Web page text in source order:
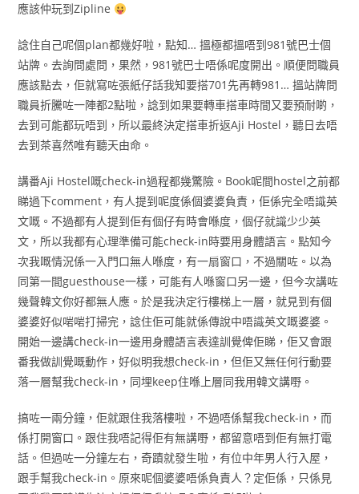
應該仲玩到Zipline
諗住自己呢個plan都幾好啦，點知… 搵極都搵唔到981號巴士個
站牌。去詢問處問，果然，981號巴士唔係呢度開出。順便問職員
應該點去，佢就寫咗張紙仔話我知要搭701先再轉981… 搵站牌問
職員折騰咗一陣都2點啦，諗到如果要轉車搭車時間又要預耐啲，
去到可能都玩唔到，所以最終決定搭車折返Aji Hostel，聽日去唔
去到茶喜然唯有聽天由命。
講番Aji Hostel嘅check-in過程都幾驚險。Book呢間hostel之前都
睇過下comment，有人提到呢度係個婆婆負責，佢係完全唔識英
文嘅。不過都有人提到佢有個仔有時會喺度，個仔就識少少英
文，所以我都有心理準備可能check-in時要用身體語言。點知今
次我嘅情況係一入門口無人喺度，有一扇窗口，不過關咗。以為
同第一間guesthouse一樣，可能有人喺窗口另一邊，但今次講咗
幾聲韓文你好都無人應。於是我決定行樓梯上一層，就見到有個
婆婆好似啱啱打掃完，諗住佢可能就係傳說中唔識英文嘅婆婆。
開始一邊講check-in一邊用身體語言表達訓覺俾佢睇，佢又會跟
番我做訓覺嘅動作，好似明我想check-in，但佢又無任何行動要
落一層幫我check-in，同埋keep住喺上層同我用韓文講嘢。
搞咗一兩分鐘，佢就跟住我落樓啦，不過唔係幫我check-in，而
係打開窗口。跟住我唔記得佢有無講嘢，都留意唔到佢有無打電
話。但過咗一分鐘左右，奇蹟就發生啦，有位中年男人行入屋，
跟手幫我check-in。原來呢個婆婆唔係負責人？定佢係，只係見